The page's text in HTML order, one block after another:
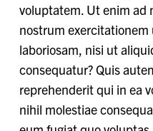
voluptatem. Ut enim ad
nostrum
laboriosam, nisi ut
consequatur? Quis
reprehenderit qui in ea
nihil molestiae